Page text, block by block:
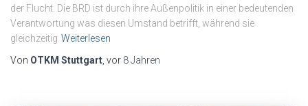
der Flucht. Die BRD ist durch ihre Außenpolitik in einer bedeutenden
Verantwortung was diesen Umstand betrifft, während sie
gleichzeitig Weiterlesen
Von OTKM Stuttgart , vor 8 Jahren